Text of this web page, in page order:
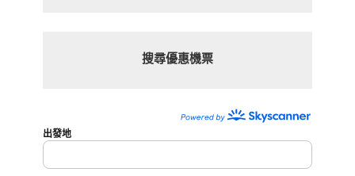
搜尋優惠機票